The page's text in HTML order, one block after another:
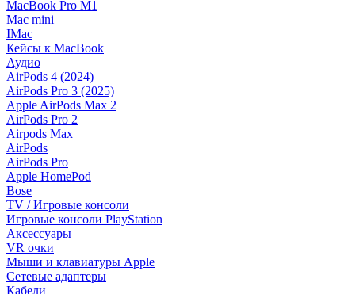
MacBook Pro M1
Mac mini
IMac
Кейсы к MacBook
Аудио
AirPods 4 (2024)
AirPods Pro 3 (2025)
Apple AirPods Max 2
AirPods Pro 2
Airpods Max
AirPods
AirPods Pro
Apple HomePod
Bose
TV / Игровые консоли
Игровые консоли PlayStation
Аксессуары
VR очки
Мыши и клавиатуры Apple
Сетевые адаптеры
Кабели